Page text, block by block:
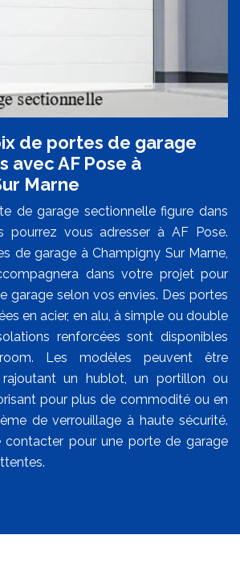
de portes de garage
avec AF Pose à
Marne
de garage sectionnelle figure dans
pourrez vous adresser à AF Pose.
de garage à Champigny Sur Marne,
dans votre projet pour
garage selon vos envies. Des portes
en acier, en alu, à simple ou double
renforcées sont disponibles
Les modèles peuvent être
rajoutant un hublot, un portillon ou
pour plus de commodité ou en
de verrouillage à haute sécurité.
contacter pour une porte de garage